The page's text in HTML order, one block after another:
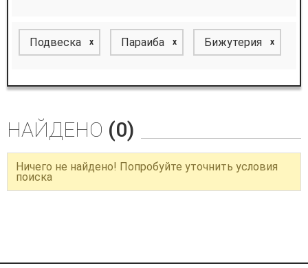
Подвеска x Параиба x Бижутерия x
НАЙДЕНО (0)
Ничего не найдено! Попробуйте уточнить условия
поиска